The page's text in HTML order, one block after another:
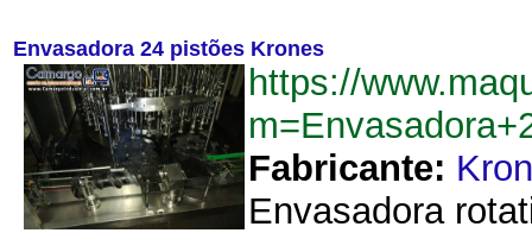
Envasadora 24 pistões Krones
https://
Fabricante:
Envasadora